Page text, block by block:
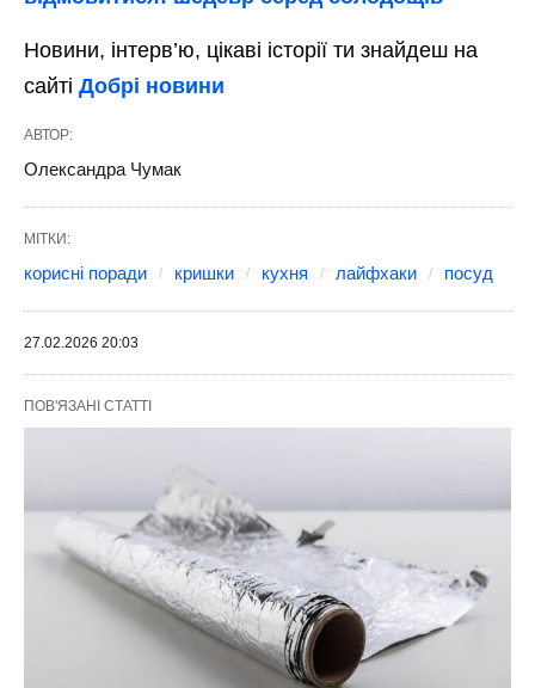
Новини, інтерв’ю, цікаві історії ти знайдеш на
сайті Добрі новини
АВТОР:
Олександра Чумак
МІТКИ:
корисні поради кришки кухня лайфхаки посуд
27.02.2026 20:03
ПОВ'ЯЗАНІ СТАТТІ